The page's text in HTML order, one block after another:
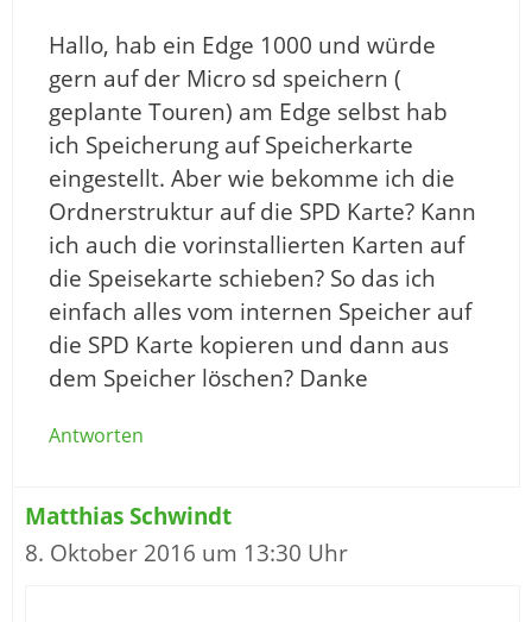
Hallo, hab ein Edge 1000 und würde
gern auf der Micro sd speichern (
geplante Touren) am Edge selbst hab
ich Speicherung auf Speicherkarte
eingestellt. Aber wie bekomme ich die
Ordnerstruktur auf die SPD Karte? Kann
ich auch die vorinstallierten Karten auf
die Speisekarte schieben? So das ich
einfach alles vom internen Speicher auf
die SPD Karte kopieren und dann aus
dem Speicher löschen? Danke
Antworten
Matthias Schwindt
8. Oktober 2016 um 13:30 Uhr